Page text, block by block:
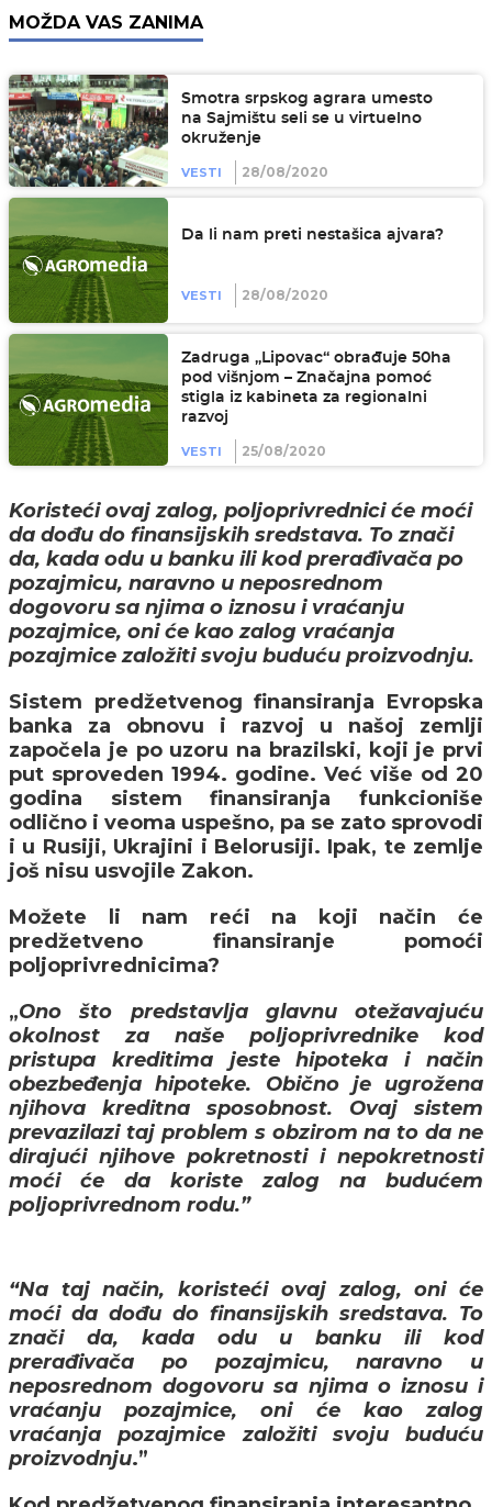
MOŽDA VAS ZANIMA
Smotra srpskog agrara umesto
na Sajmištu seli se u virtuelno
okruženje
VESTI 28/08/2020
Da li nam preti nestašica ajvara?
VESTI 28/08/2020
Zadruga „Lipovac“ obrađuje 50ha
pod višnjom – Značajna pomoć
stigla iz kabineta za regionalni
razvoj
VESTI 25/08/2020
Koristeći ovaj zalog, poljoprivrednici će moći
da dođu do finansijskih sredstava. To znači
da, kada odu u banku ili kod prerađivača po
pozajmicu, naravno u neposrednom
dogovoru sa njima o iznosu i vraćanju
pozajmice, oni će kao zalog vraćanja
pozajmice založiti svoju buduću proizvodnju.
Sistem predžetvenog finansiranja Evropska
banka za obnovu i razvoj u našoj zemlji
započela je po uzoru na brazilski, koji je prvi
put sproveden 1994. godine. Već više od 20
godina sistem finansiranja funkcioniše
odlično i veoma uspešno, pa se zato sprovodi
i u Rusiji, Ukrajini i Belorusiji. Ipak, te zemlje
još nisu usvojile Zakon.
Možete li nam reći na koji način će
predžetveno finansiranje pomoći
poljoprivrednicima?
„Ono što predstavlja glavnu otežavajuću
okolnost za naše poljoprivrednike kod
pristupa kreditima jeste hipoteka i način
obezbeđenja hipoteke. Obično je ugrožena
njihova kreditna sposobnost. Ovaj sistem
prevazilazi taj problem s obzirom na to da ne
dirajući njihove pokretnosti i nepokretnosti
moći će da koriste zalog na budućem
poljoprivrednom rodu.”
“Na taj način, koristeći ovaj zalog, oni će
moći da dođu do finansijskih sredstava. To
znači da, kada odu u banku ili kod
prerađivača po pozajmicu, naravno u
neposrednom dogovoru sa njima o iznosu i
vraćanju pozajmice, oni će kao zalog
vraćanja pozajmice založiti svoju buduću
proizvodnju.”